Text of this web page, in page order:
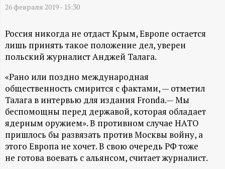
Д
А
Н
-
и
н
ф
26 февраля 2019 - 15:30
Россия никогда не отдаст Крым, Европе остается
лишь принять такое положение дел, уверен
польский журналист Анджей Талага.
«Рано или поздно международная
общественность смирится с фактами, — отметил
Талага в интервью для издания Fronda.— Мы
беспомощны перед державой, которая обладает
ядерным оружием». В противном случае НАТО
пришлось бы развязать против Москвы войну, а
этого Европа не хочет. В свою очередь РФ тоже
не готова воевать с альянсом, считает журналист.